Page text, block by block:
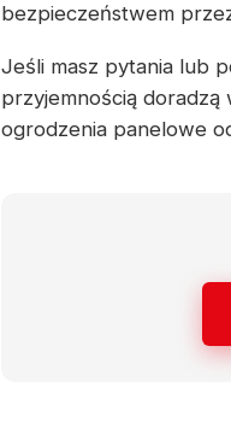
bezpieczeństwem
Jeśli masz pytania lub
przyjemnością
ogrodzenia panelowe